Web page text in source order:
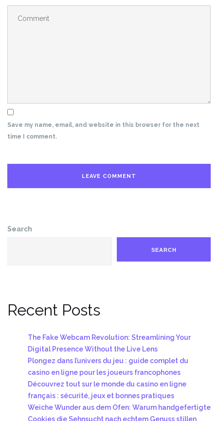
Save my name, email, and website in this browser for the next
time I comment.
Search
SEARCH
Recent Posts
The Fake Webcam Revolution: Streamlining Your
Digital Presence Without the Live Lens
Plongez dans l’univers du jeu : guide complet du
casino en ligne pour les joueurs francophones
Découvrez tout sur le monde du casino en ligne
français : sécurité, jeux et bonnes pratiques
Weiche Wunder aus dem Ofen: Warum handgefertigte
Cookies die Sehnsucht nach echtem Genuss stillen